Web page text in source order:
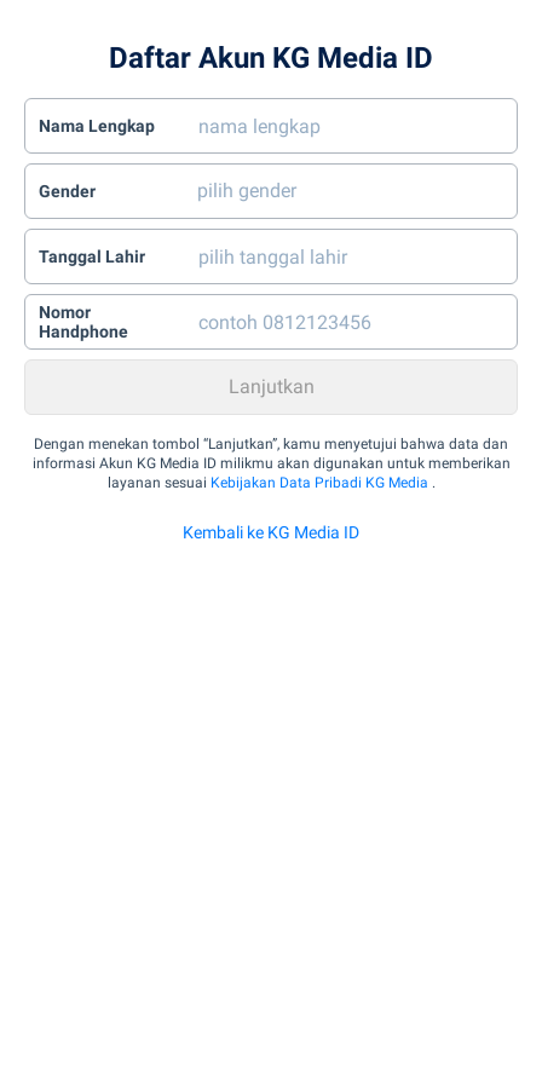
Daftar Akun KG Media ID
Nama Lengkap
Gender
Tanggal Lahir
Nomor
Handphone
Dengan menekan tombol “Lanjutkan”, kamu menyetujui bahwa data dan
informasi Akun KG Media ID milikmu akan digunakan untuk memberikan
layanan sesuai Kebijakan Data Pribadi KG Media .
Kembali ke KG Media ID